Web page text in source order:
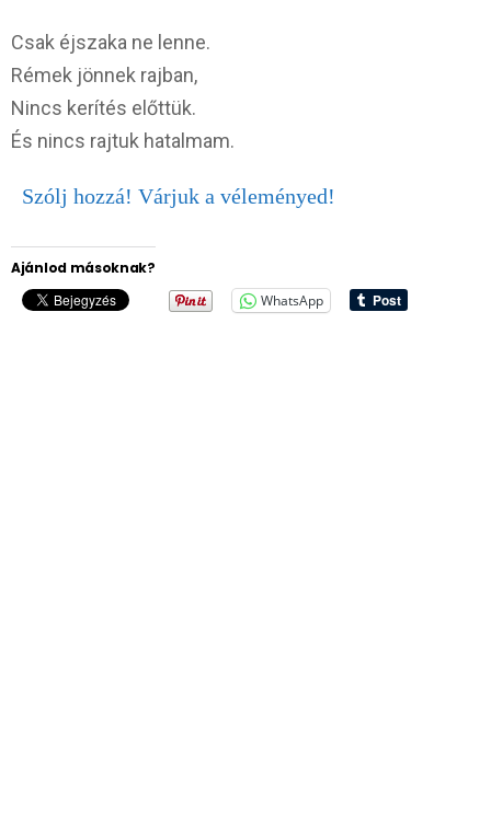
Csak éjszaka ne lenne.
Rémek jönnek rajban,
Nincs kerítés előttük.
És nincs rajtuk hatalmam.
Szólj hozzá! Várjuk a véleményed!
Ajánlod másoknak?
WhatsApp